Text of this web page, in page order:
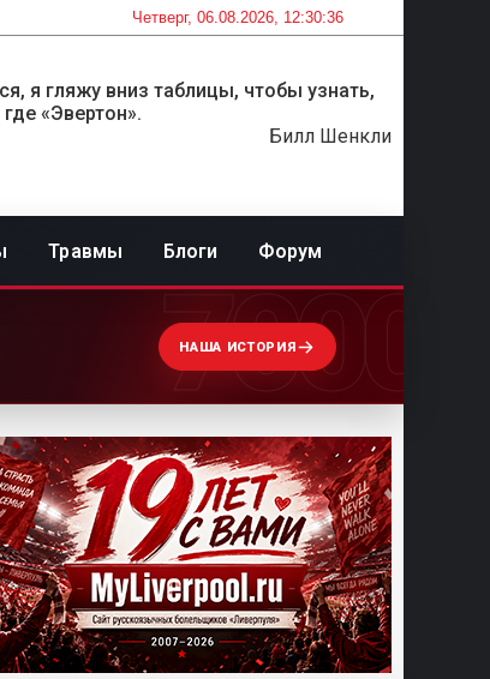
Четверг, 06.08.2026, 12:30:36
я гляжу вниз таблицы, чтобы узнать,
где «Эвертон».
Билл Шенкли
Травмы Блоги Форум
7000
НАША ИСТОРИЯ